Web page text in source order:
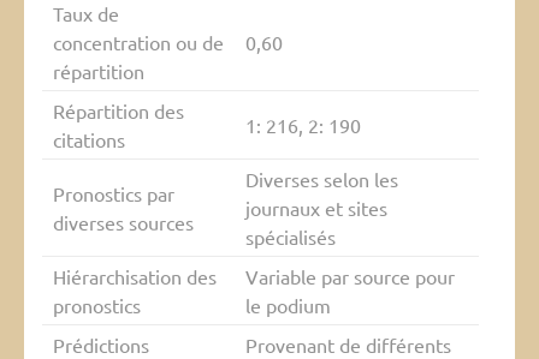
Taux de
concentration ou de
répartition
0,60
Répartition des
citations
1: 216, 2: 190
Pronostics par
diverses sources
Diverses selon les
journaux et sites
spécialisés
Hiérarchisation des
pronostics
Variable par source pour
le podium
Prédictions
Provenant de différents